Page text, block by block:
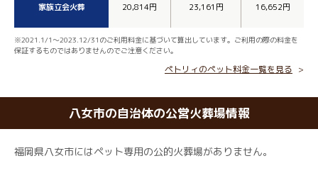
家族立会火葬 20,814円 23,161円 16,652円
※2021.1/1～2023.12/31のご利用料金に基づいて算出しています。ご利用の際の料金を
保証するものではありませんのでご注意ください。
ペトリィのペット料金一覧を見る
八女市の自治体の公営火葬場情報
福岡県八女市にはペット専用の公的火葬場がありません。